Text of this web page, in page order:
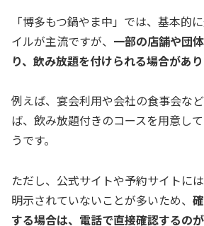
「博多もつ鍋やま中」では、基本的
イルが主流ですが、 一部の店舗や団
り、飲み放題を付けられる場合があ
例えば、宴会利用や会社の食事会な
ば、飲み放題付きのコースを用意し
うです。
ただし、公式サイトや予約サイトに
明示されていないことが多いため、
する場合は、電話で直接確認するの